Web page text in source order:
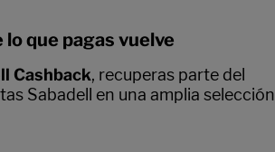
lo que pagas vuelve
Cashback, recuperas parte del
Sabadell en una amplia selección